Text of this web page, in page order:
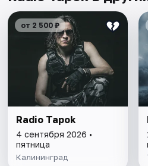
от 2 500 ₽
Radio Tapok
4 сентября 2026 •
пятница
Калининград